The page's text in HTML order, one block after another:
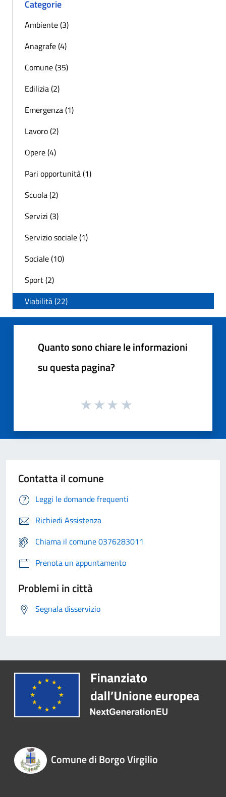
Categorie
Ambiente (3)
Anagrafe (4)
Comune (35)
Edilizia (2)
Emergenza (1)
Lavoro (2)
Opere (4)
Pari opportunità (1)
Scuola (2)
Servizi (3)
Servizio sociale (1)
Sociale (10)
Sport (2)
Viabilità (22)
Quanto sono chiare le informazioni
su questa pagina?
Contatta il comune
Leggi le domande frequenti
Richiedi Assistenza
Chiama il comune 0376283011
Prenota un appuntamento
Problemi in città
Segnala disservizio
Comune di Borgo Virgilio